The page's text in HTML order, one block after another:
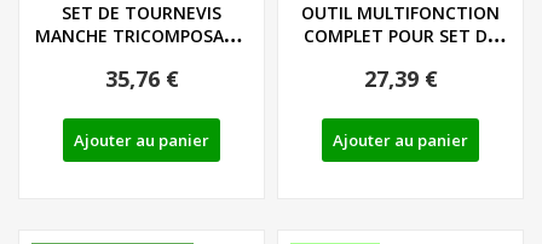
SET DE TOURNEVIS
MANCHE TRICOMPOSANT
35,76 €
Ajouter au panier
OUTIL MULTIFONCTION
COMPLET POUR SET DE
27,39 €
Ajouter au panier